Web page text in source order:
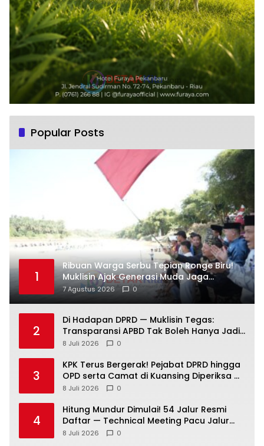
Popular Posts
1
Ribuan Warga Serbu Tepian Ronge Biru!
Muklisin Ajak Generasi Muda Jaga
Warisan Budaya
7 Agustus 2026 0
2
Di Hadapan DPRD — Muklisin Tegas:
Transparansi APBD Tak Boleh Hanya Jadi
Slogan!
8 Juli 2026 0
3
KPK Terus Bergerak! Pejabat DPRD hingga
OPD serta Camat di Kuansing Diperiksa —
Suasana Kian Memanas!
8 Juli 2026 0
4
Hitung Mundur Dimulai! 54 Jalur Resmi
Daftar — Technical Meeting Pacu Jalur
Rayon III Benai Digelar Besok
8 Juli 2026 0